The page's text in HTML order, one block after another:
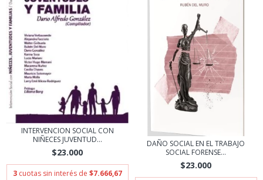
INTERVENCION SOCIAL CON
NIÑECES JUVENTUD...
$23.000
3 cuotas sin interés de $7.666,67
DAÑO SOCIAL EN EL TRABAJO
SOCIAL FORENSE...
$23.000